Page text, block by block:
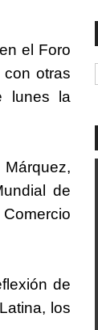
el Foro
otras
lunes la
de
de
los